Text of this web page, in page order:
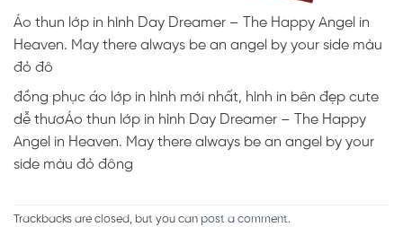
Áo thun lớp in hình Day Dreamer – The Happy Angel in
Heaven. May there always be an angel by your side màu
đỏ đô
đồng phục áo lớp in hình mới nhất, hình in bên đẹp cute
dễ thươÁo thun lớp in hình Day Dreamer – The Happy
Angel in Heaven. May there always be an angel by your
side màu đỏ đông
Trackbacks are closed, but you can post a comment.